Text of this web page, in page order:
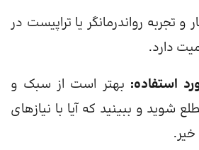
و تجربه رواندرمانگر یا تراپیست در
دارد.
استفاده: بهتر است از سبک و
شوید و ببینید که آیا با نیازهای